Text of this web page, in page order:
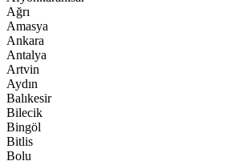
Ağrı
Amasya
Ankara
Antalya
Artvin
Aydın
Balıkesir
Bilecik
Bingöl
Bitlis
Bolu